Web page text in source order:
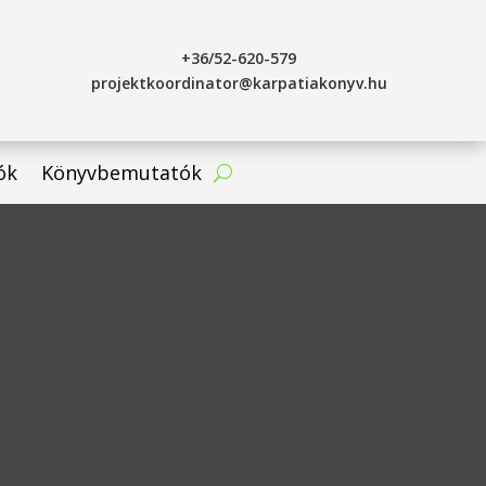
+36/52-620-579
projektkoordinator@karpatiakonyv.hu
Könyvbemutatók